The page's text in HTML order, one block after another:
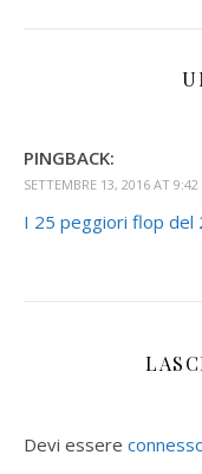
PINGBACK:
SETTEMBRE 13, 2016 AT 9:42
I 25 peggiori flop del
Devi essere